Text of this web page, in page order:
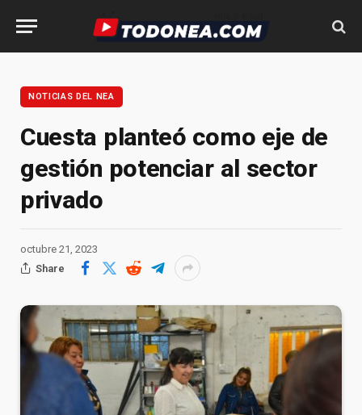
NOTICIAS DEL NEA
Cuesta planteó como eje de
gestión potenciar al sector
privado
octubre 21, 2023
Share